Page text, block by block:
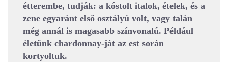
étterembe, tudják: a kóstolt italok, ételek, és a
zene egyaránt első osztályú volt, vagy talán
még annál is magasabb színvonalú. Például
életünk chardonnay-ját az est során
kortyoltuk.